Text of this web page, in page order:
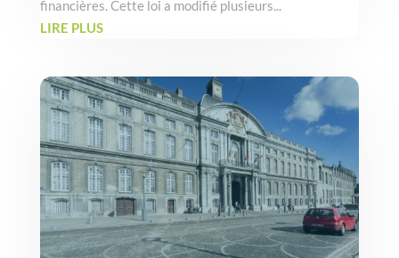
financières. Cette loi a modifié plusieurs...
LIRE PLUS